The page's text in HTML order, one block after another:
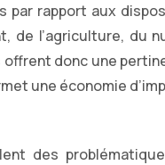
rapport aux
de l’agriculture,
donc une
une économie
des